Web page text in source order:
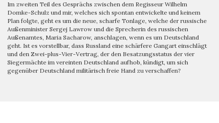
Im zweiten Teil des Gesprächs zwischen dem Regisseur Wilhelm
Domke-Schulz und mir, welches sich spontan entwickelte und keinem
Plan folgte, geht es um die neue, scharfe Tonlage, welche der russische
Außenminister Sergej Lawrow und die Sprecherin des russischen
Außenamtes, Maria Sacharow, anschlagen, wenn es um Deutschland
geht. Ist es vorstellbar, dass Russland eine schärfere Gangart einschlägt
und den Zwei-plus-Vier-Vertrag, der den Besatzungsstatus der vier
Siegermächte im vereinten Deutschland aufhob, kündigt, um sich
gegenüber Deutschland militärisch freie Hand zu verschaffen?